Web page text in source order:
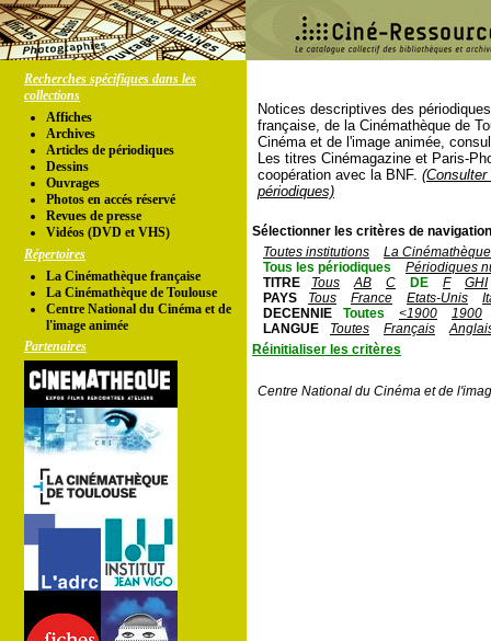
Recherches spécifiques dans les
collections
Affiches
Archives
Articles de périodiques
Dessins
Ouvrages
Photos en accés réservé
Revues de presse
Vidéos (DVD et VHS)
Répertoires
La Cinémathèque française
La Cinémathèque de Toulouse
Centre National du Cinéma et de
l'image animée
Partenaires
Notices descriptives des
française, de la Cinémathèque de
Cinéma et de l'image animée,
Les titres Cinémagazine et Paris-
coopération avec la BNF.
périodiques)
Sélectionner les critères de
Toutes institutions
La
Tous les périodiques
Périodiques
TITRE
Tous AB C DE F
GHI
PAYS
Tous France Etats-Unis
DECENNIE
Toutes <1900
1900
LANGUE
Toutes Français
Réinitialiser les critères
Centre National du Cinéma et de